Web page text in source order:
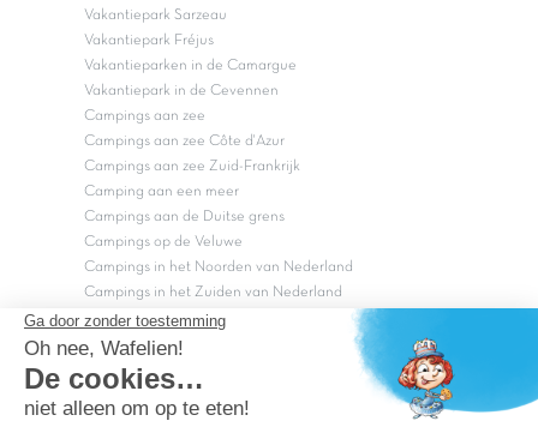
Vakantiepark Sarzeau
Vakantiepark Fréjus
Vakantieparken in de Camargue
Vakantiepark in de Cevennen
Campings aan zee
Campings aan zee Côte d'Azur
Campings aan zee Zuid-Frankrijk
Camping aan een meer
Campings aan de Duitse grens
Campings op de Veluwe
Campings in het Noorden van Nederland
Campings in het Zuiden van Nederland
Copyright Capfun 2026 ©
Bij Capfun solliciteren
Veelgestelde vragen
Dutchbox Vakantiepark